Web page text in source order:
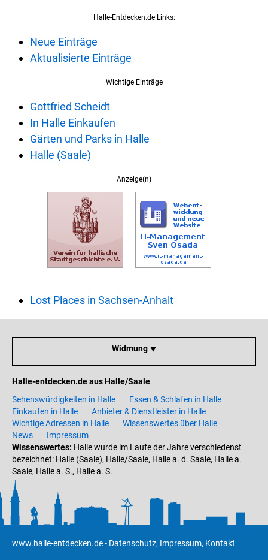
Halle-Entdecken.de Links:
Neue Einträge
Aktualisierte Einträge
Wichtige Einträge
Gottfried Scheidt
In Halle Einkaufen
Gärten und Parks in Halle
Halle (Saale)
Anzeige(n)
Lost Places in Sachsen-Anhalt
Widmung ⯆
Halle-entdecken.de aus Halle/Saale
Sehenswürdigkeiten in Halle
Essen & Schlafen in Halle
Einkaufen in Halle
Anbieter & Dienstleister in Halle
Wichtige Adressen in Halle
Wissenswertes über Halle
News
Impressum
Wissenswertes: Halle wurde im Laufe der Jahre verschiedenst
bezeichnet: Halle (Saale), Halle/Saale, Halle a. d. Saale, Halle a.
Saale, Halle a. S., Halle a. S.
www.halle-entdecken.de- Datenschutz, Impressum, Kontakt